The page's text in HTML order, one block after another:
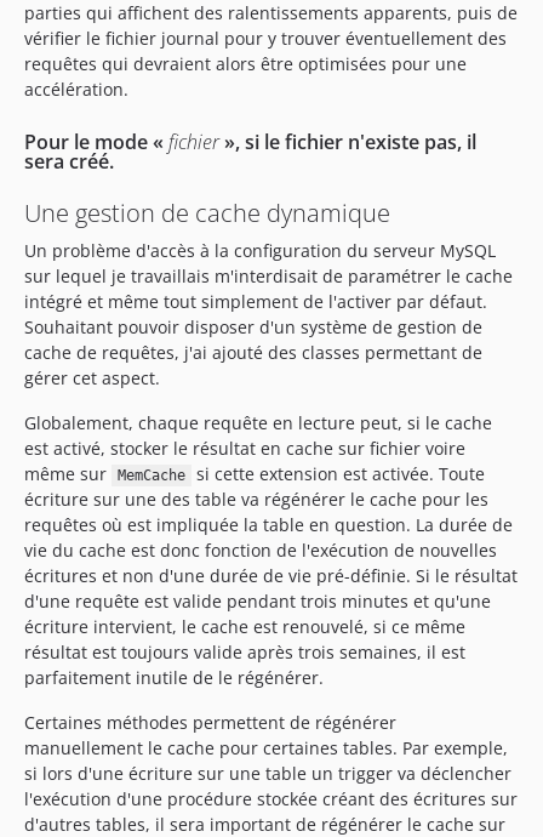
parties qui affichent des ralentissements apparents, puis de
vérifier le fichier journal pour y trouver éventuellement des
requêtes qui devraient alors être optimisées pour une
accélération.
Pour le mode « fichier», si le fichier n'existe pas, il
sera créé.
Une gestion de cache dynamique
Un problème d'accès à la configuration du serveur MySQL
sur lequel je travaillais m'interdisait de paramétrer le cache
intégré et même tout simplement de l'activer par défaut.
Souhaitant pouvoir disposer d'un système de gestion de
cache de requêtes, j'ai ajouté des classes permettant de
gérer cet aspect.
Globalement, chaque requête en lecture peut, si le cache
est activé, stocker le résultat en cache sur fichier voire
même sur
MemCache
si cette extension est activée. Toute
écriture sur une des table va régénérer le cache pour les
requêtes où est impliquée la table en question. La durée de
vie du cache est donc fonction de l'exécution de nouvelles
écritures et non d'une durée de vie pré-définie. Si le résultat
d'une requête est valide pendant trois minutes et qu'une
écriture intervient, le cache est renouvelé, si ce même
résultat est toujours valide après trois semaines, il est
parfaitement inutile de le régénérer.
Certaines méthodes permettent de régénérer
manuellement le cache pour certaines tables. Par exemple,
si lors d'une écriture sur une table un trigger va déclencher
l'exécution d'une procédure stockée créant des écritures sur
d'autres tables, il sera important de régénérer le cache sur